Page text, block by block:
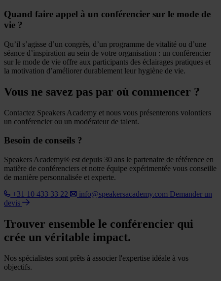
Quand faire appel à un conférencier sur le mode de
vie ?
Qu’il s’agisse d’un congrès, d’un programme de vitalité ou d’une
séance d’inspiration au sein de votre organisation : un conférencier
sur le mode de vie offre aux participants des éclairages pratiques et
la motivation d’améliorer durablement leur hygiène de vie.
Vous ne savez pas par où commencer ?
Contactez Speakers Academy et nous vous présenterons volontiers
un conférencier ou un modérateur de talent.
Besoin de conseils ?
Speakers Academy® est depuis 30 ans le partenaire de référence en
matière de conférenciers et notre équipe expérimentée vous conseille
de manière personnalisée et experte.
+31 10 433 33 22
info@speakersacademy.com Demander un
devis
Trouver ensemble le conférencier qui
crée un véritable impact.
Nos spécialistes sont prêts à associer l'expertise idéale à vos
objectifs.